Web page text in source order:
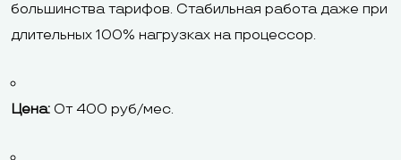
большинства тарифов. Стабильная работа даже при
длительных 100% нагрузках на процессор.
Цена: От 400 руб/мес.